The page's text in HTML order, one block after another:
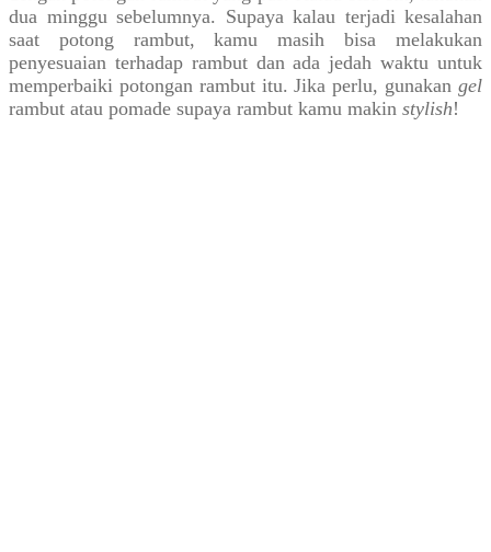
dua minggu sebelumnya. Supaya kalau terjadi kesalahan
saat potong rambut, kamu masih bisa melakukan
penyesuaian terhadap rambut dan ada jedah waktu untuk
memperbaiki potongan rambut itu. Jika perlu, gunakan gel
rambut atau pomade supaya rambut kamu makin stylish!